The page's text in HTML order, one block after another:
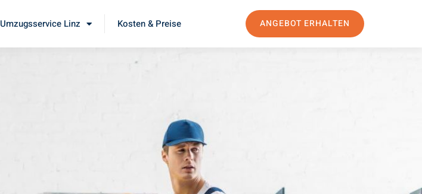
Umzugsservice Linz Kosten & Preise ANGEBOT ERHALTEN